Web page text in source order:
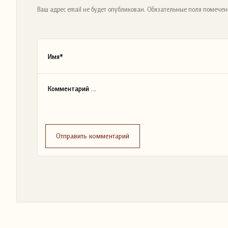
Ваш адрес email не будет опубликован. Обязательные поля
Отправить комментарий